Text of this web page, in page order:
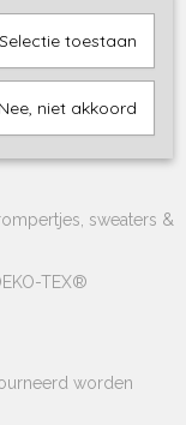
zonder
bakpapier
sweaters &
TEX®
worden
Selectie toestaan
Nee, niet akkoord